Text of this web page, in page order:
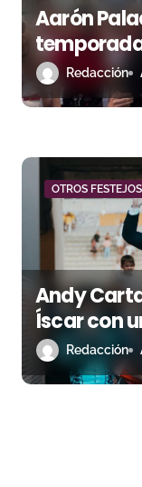
Aarón
junto aRedacción
OTROS FESTEJOS
Andy
Íscar con
triunfoRedacción